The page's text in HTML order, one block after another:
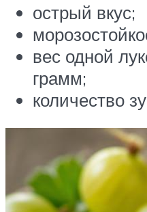
острый вкус;
вес одной
грамм;
количество